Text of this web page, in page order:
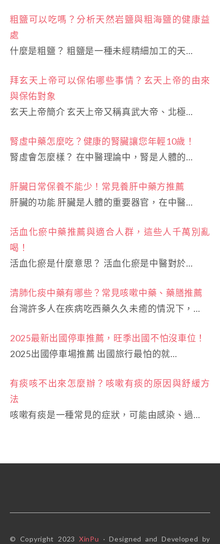
粗鹽可以吃嗎？分析天然岩鹽與粗海鹽的健康益
處
什麼是粗鹽？ 粗鹽是一種未經精細加工的天…
拜玄天上帝可以保佑哪些事情？玄天上帝的由來
與保佑對象
玄天上帝簡介 玄天上帝又稱真武大帝、北極…
腎虛中藥怎麼吃？健康的腎臟讓您年輕10歲！
腎虛會怎麼樣？ 在中醫理論中，腎是人體的…
肝臟日常保養不能少！常見養肝中藥方推薦
肝臟的功能 肝臟是人體的重要器官，在中醫…
活血化瘀中藥推薦與適合人群，這些人千萬別亂
喝！
活血化瘀是什麼意思？ 活血化瘀是中醫對於…
清肺化痰中藥有哪些？常見咳嗽中藥、藥膳推薦
台灣許多人在疾病吃西藥久久未癒的情況下，…
2025最新出國停車推薦，旺季出國不怕沒車位！
2025出國停車場推薦 出國旅行最怕的就…
有痰咳不出來怎麼辦？咳嗽有痰的原因與舒緩方
法
咳嗽有痰是一種常見的症狀，可能由感染、過…
© Copyright 2023XinPu · Designed and Developed by